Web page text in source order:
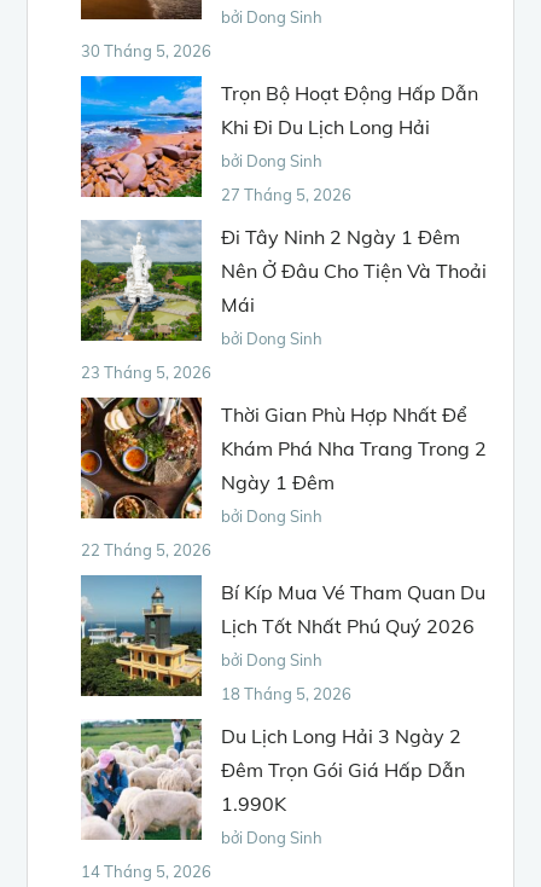
bởi Dong Sinh
30 Tháng 5, 2026
Trọn Bộ Hoạt Động Hấp Dẫn
Khi Đi Du Lịch Long Hải
bởi Dong Sinh
27 Tháng 5, 2026
Đi Tây Ninh 2 Ngày 1 Đêm
Nên Ở Đâu Cho Tiện Và Thoải
Mái
bởi Dong Sinh
23 Tháng 5, 2026
Thời Gian Phù Hợp Nhất Để
Khám Phá Nha Trang Trong 2
Ngày 1 Đêm
bởi Dong Sinh
22 Tháng 5, 2026
Bí Kíp Mua Vé Tham Quan Du
Lịch Tốt Nhất Phú Quý 2026
bởi Dong Sinh
18 Tháng 5, 2026
Du Lịch Long Hải 3 Ngày 2
Đêm Trọn Gói Giá Hấp Dẫn
1.990K
bởi Dong Sinh
14 Tháng 5, 2026